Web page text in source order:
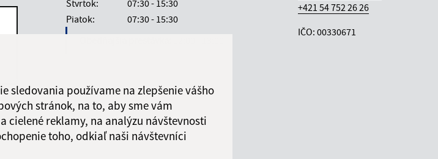
sledovania používame na zlepšenie vášho
stránok, na to, aby sme vám
cielené reklamy, na analýzu návštevnosti
toho, odkiaľ naši návštevníci
Response
Štvrtok:
07:30 - 15:30
Piatok:
07:30 - 15:30
+421 54 752 26 26
IČO: 00330671